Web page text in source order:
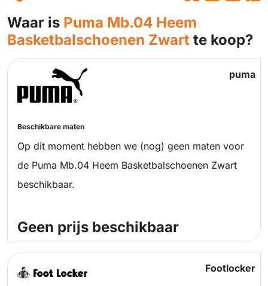
Waar is Puma Mb.04 Heem
Basketbalschoenen Zwart te koop?
puma
Beschikbare maten
Op dit moment hebben we (nog) geen maten voor
de Puma Mb.04 Heem Basketbalschoenen Zwart
beschikbaar.
Geen prijs beschikbaar
Footlocker